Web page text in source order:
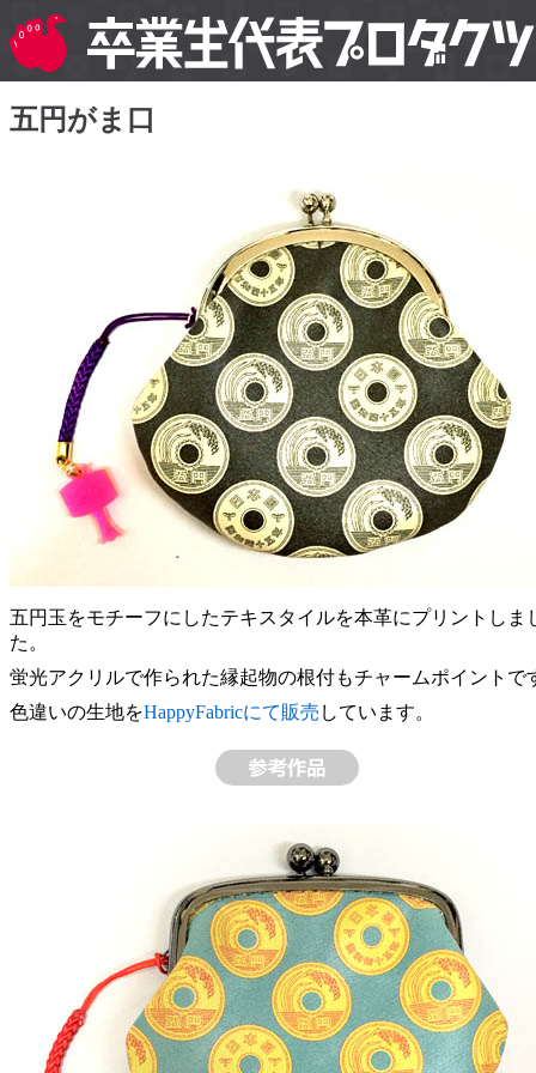
五円がま口
五円玉をモチーフにしたテキスタイルを本革にプリントしま
た。
蛍光アクリルで作られた縁起物の根付もチャームポイントで
色違いの生地をHappyFabricにて販売 しています。